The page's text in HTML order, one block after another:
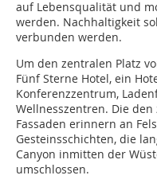
auf Lebensqualität und
werden. Nachhaltigkeit
verbunden werden.
Um den zentralen Platz
Fünf Sterne Hotel, ein
Konferenzzentrum,
Wellnesszentren. Die
Fassaden erinnern an
Gesteinsschichten, die
Canyon inmitten der
umschlossen.